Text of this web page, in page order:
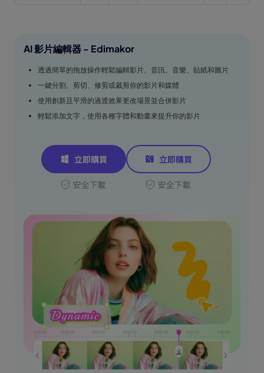
AI 影片編輯器 - Edimakor
透過簡單的拖放操作輕鬆編輯影片、音訊、音樂、貼紙和圖片
一鍵分割、剪切、修剪或裁剪你的影片和媒體
使用創新且平滑的過渡效果更改場景並合併影片
輕鬆添加文字，使用各種字體和動畫來提升你的影片